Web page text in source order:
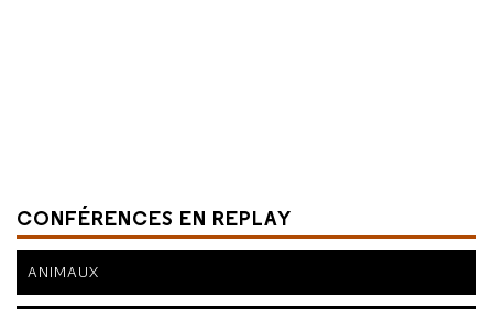
CONFÉRENCES EN REPLAY
ANIMAUX